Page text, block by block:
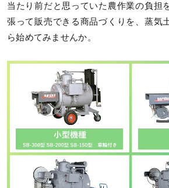
当たり前だと思っていた農作業の負担
張って販売できる商品づくりを、蒸気
ら始めてみませんか。